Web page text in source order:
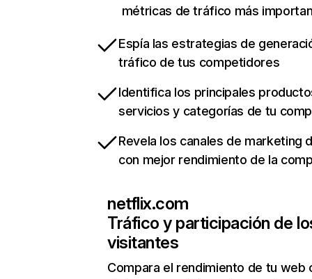
métricas de tráfico más
Espía las estrategias de
tráfico de tus competidores
Identifica los principales
servicios y categorías de tu
Revela los canales de marketing
con mejor rendimiento de la
netflix.com
Tráfico y participación de
visitantes
Compara el rendimiento de tu web